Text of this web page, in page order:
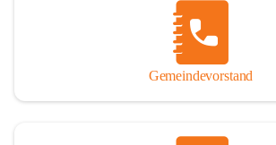
Gemeindevorstand